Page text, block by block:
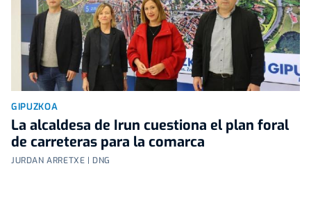
GIPUZKOA
La alcaldesa de Irun cuestiona el plan foral
de carreteras para la comarca
JURDAN ARRETXE | DNG